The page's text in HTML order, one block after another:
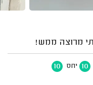
מרוצה ממש!
10 יחס 10